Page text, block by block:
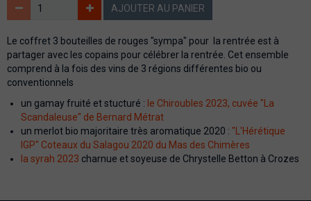
AJOUTER AU PANIER
Le coffret 3 bouteilles de rouges "sympa" pour la rentrée est à
partager avec les copains pour célébrer la rentrée. Cet ensemble
comprend à la fois des vins de 3 régions différentes bio ou
conventionnels
un gamay fruité et stucturé : le Chiroubles 2023, cuvée "La
Scandaleuse" de Bernard Métrat
un merlot bio majoritaire très aromatique 2020 : "L'Hérétique
IGP" Coteaux du Salagou 2020 du Mas des Chimères
la syrah 2023 charnue et soyeuse de Chrystelle Betton à Crozes